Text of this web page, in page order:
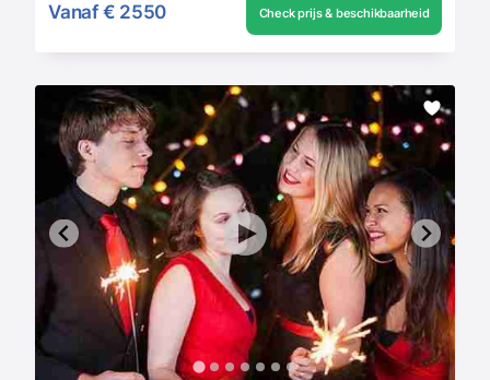
Vanaf € 2550 Check prijs & beschikbaarheid